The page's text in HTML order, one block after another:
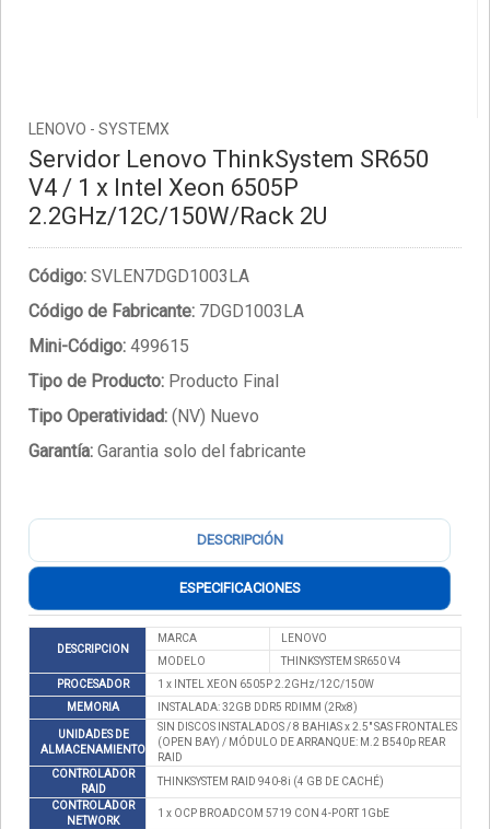
LENOVO - SYSTEMX
Servidor Lenovo ThinkSystem SR650
V4 / 1 x Intel Xeon 6505P
2.2GHz/12C/150W/Rack 2U
Código: SVLEN7DGD1003LA
Código de Fabricante: 7DGD1003LA
Mini-Código: 499615
Tipo de Producto: Producto Final
Tipo Operatividad: (NV) Nuevo
Garantía: Garantia solo del fabricante
DESCRIPCIÓN
ESPECIFICACIONES
DESCRIPCION
MARCA
LENOVO
MODELO
THINKSYSTEM SR650 V4
PROCESADOR
1 x INTEL XEON 6505P 2.2GHz/12C/150W
MEMORIA
INSTALADA: 32GB DDR5 RDIMM (2Rx8)
UNIDADES DE
ALMACENAMIENTO
SIN DISCOS INSTALADOS / 8 BAHIAS x 2.5" SAS FRONTALES
(OPEN BAY) / MÓDULO DE ARRANQUE: M.2 B540p REAR
RAID
CONTROLADOR
RAID
THINKSYSTEM RAID 940-8i (4 GB DE CACHÉ)
CONTROLADOR
NETWORK
1 x OCP BROADCOM 5719 CON 4-PORT 1GbE